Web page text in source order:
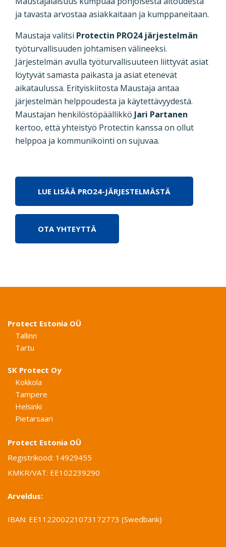
ja tavasta arvostaa asiakkaitaan ja kumppaneitaan.
Maustaja valitsi Protectin PRO24 järjestelmän
työturvallisuuden johtamisen välineeksi.
Järjestelmän avulla työturvallisuuteen liittyvät asiat
löytyvät samasta paikasta ja asiat etenevät
aikataulussa. Erityiskiitosta Maustaja antaa
järjestelmän helppoudesta ja käytettävyydestä.
Maustajan henkilöstöpäällikkö Jari Partanen
kertoo, että yhteistyö Protectin kanssa on ollut
helppoa ja kommunikointi on sujuvaa.
LUE LISÄÄ PRO24-JÄRJESTELMÄSTÄ
OTA YHTEYTTÄ
Protect Estonia OÜ
Tallinn
Tartu
SK Protect Oy
Kokkola
Tampere
Helsinki
Pietarsaari
Protect Estonia OÜ
Registrikood: 14929455
KMKR/VAT: EE102239290
Arveldus:
IBAN: EE112200221073172773 (Swedbank)